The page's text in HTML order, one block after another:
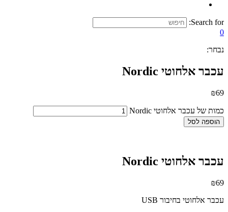
Search for:
0
נבחר:
עכבר אלחוטי Nordic
₪69
כמות של עכבר אלחוטי Nordic
הוספה לסל
עכבר אלחוטי Nordic
₪69
עכבר אלחוטי בחיבור USB